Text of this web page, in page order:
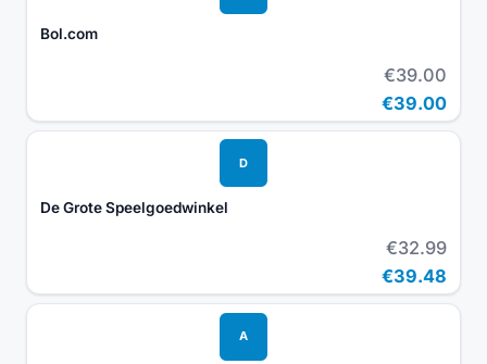
Bol.com
€39.00
€39.00
D
De Grote Speelgoedwinkel
€32.99
€39.48
A